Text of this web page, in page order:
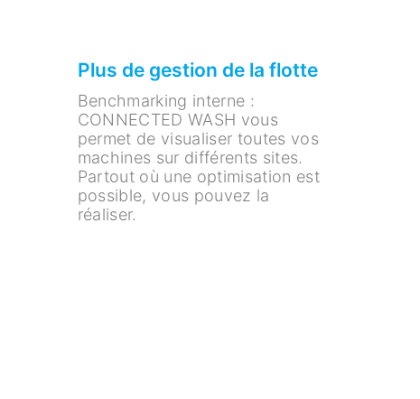
Plus de gestion de la flotte
Benchmarking interne :
CONNECTED WASH vous
permet de visualiser toutes vos
machines sur différents sites.
Partout où une optimisation est
possible, vous pouvez la
réaliser.